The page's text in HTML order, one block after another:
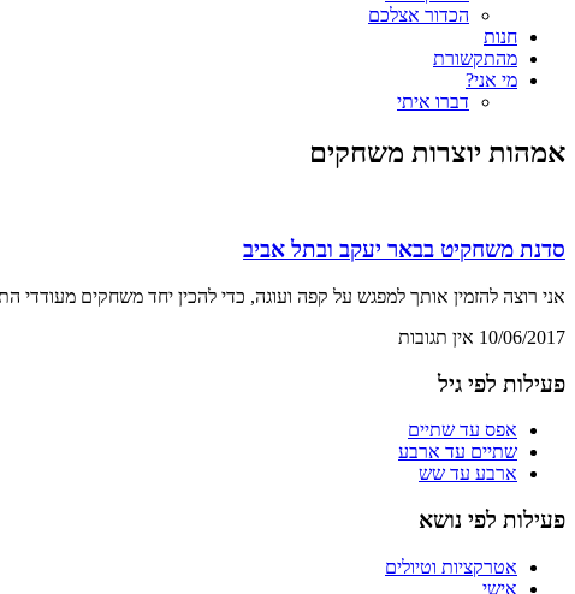
הכדור אצלכם
חנות
מהתקשורת
מי אני?
דברו איתי
אמהות יוצרות משחקים
סדנת משחקיט בבאר יעקב ובתל אביב
אני רוצה להזמין אותך למפגש על קפה ועוגה, כדי להכין יחד משחקים מעודדי
10/06/2017 אין תגובות
פעילות לפי גיל
אפס עד שתיים
שתיים עד ארבע
ארבע עד שש
פעילות לפי נושא
אטרקציות וטיולים
אישי